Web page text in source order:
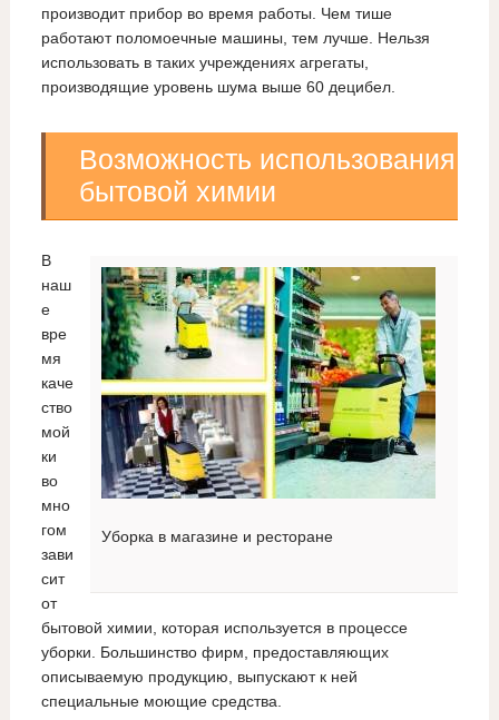
производит прибор во время работы. Чем тише
работают поломоечные машины, тем лучше. Нельзя
использовать в таких учреждениях агрегаты,
производящие уровень шума выше 60 децибел.
Возможность использования
бытовой химии
Уборка в магазине и ресторане
В
наш
е
вре
мя
каче
ство
мой
ки
во
мно
гом
зави
сит
от
бытовой химии, которая используется в процессе
уборки. Большинство фирм, предоставляющих
описываемую продукцию, выпускают к ней
специальные моющие средства.